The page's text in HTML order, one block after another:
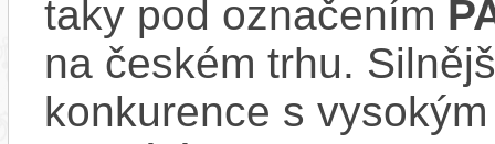
taky pod označením
na českém trhu.
konkurence s